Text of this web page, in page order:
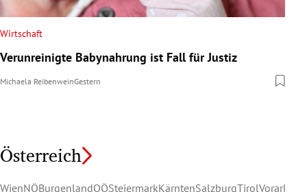
Wirtschaft
Verunreinigte Babynahrung ist Fall für Justiz
Michaela ReibenweinGestern
Österreich
WienNÖBurgenlandOÖSteiermarkKärntenSalzburgTirolVorarlberg